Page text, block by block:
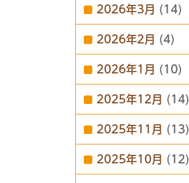
2026年3月 (14)
2026年2月 (4)
2026年1月 (10)
2025年12月 (14)
2025年11月 (13)
2025年10月 (12)